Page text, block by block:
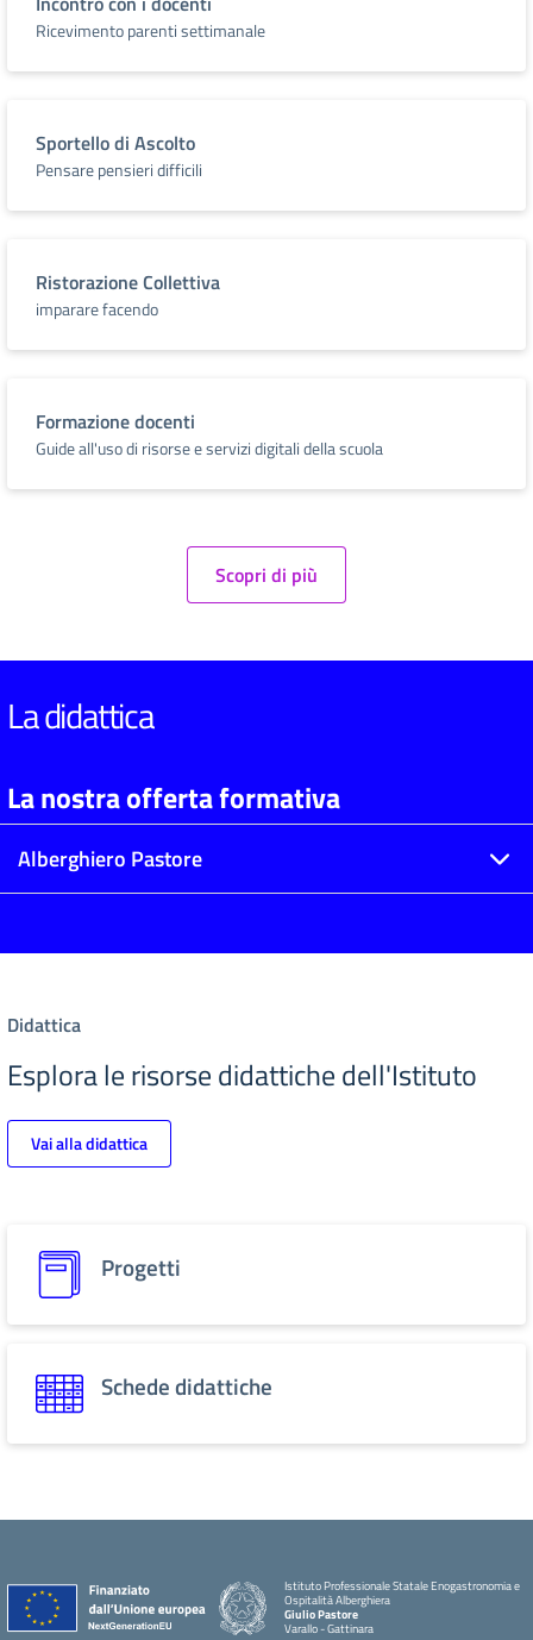
Ricevimento parenti settimanale
Sportello di Ascolto
Pensare pensieri difficili
Ristorazione Collettiva
imparare facendo
Formazione docenti
Guide all'uso di risorse e servizi digitali della scuola
Scopri di più
La didattica
La nostra offerta formativa
Alberghiero Pastore
Didattica
Esplora le risorse didattiche dell'Istituto
Vai alla didattica
Progetti
Schede didattiche
Istituto Professionale Statale Enogastronomia e
Ospitalità Alberghiera
Giulio Pastore
Varallo - Gattinara